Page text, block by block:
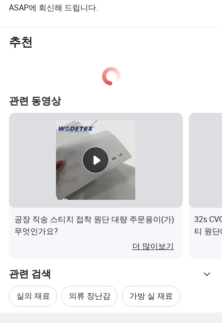
ASAP에 회신해 드립니다.
추천
관련 동영상
공장 직송 스티치 접착 원단 대량 주문용이(가)
무엇인가요?
더 많이보기
32s
티 원
관련 검색
실의 재료 의류 장난감 가방 실 재료